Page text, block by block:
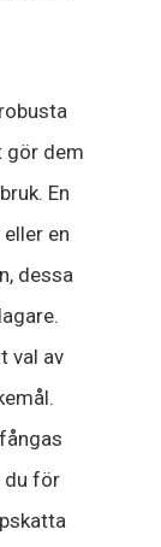
gör dem
En
en
dessa
val av
du för